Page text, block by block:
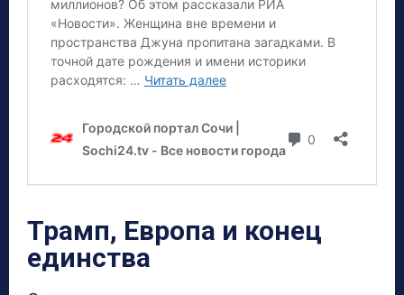
Трамп, Европа и конец
единства